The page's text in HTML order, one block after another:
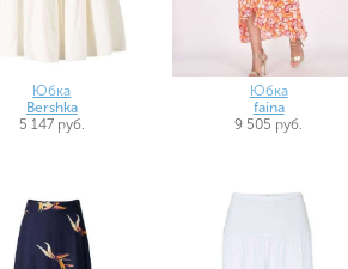
Юбка
Bershka
5 147 руб.
Юбка
faina
9 505 руб.